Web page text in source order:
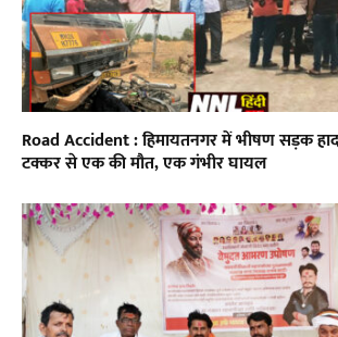
Road Accident : हिमायतनगर में भीषण सड़क
टक्कर से एक की मौत, एक गंभीर घायल